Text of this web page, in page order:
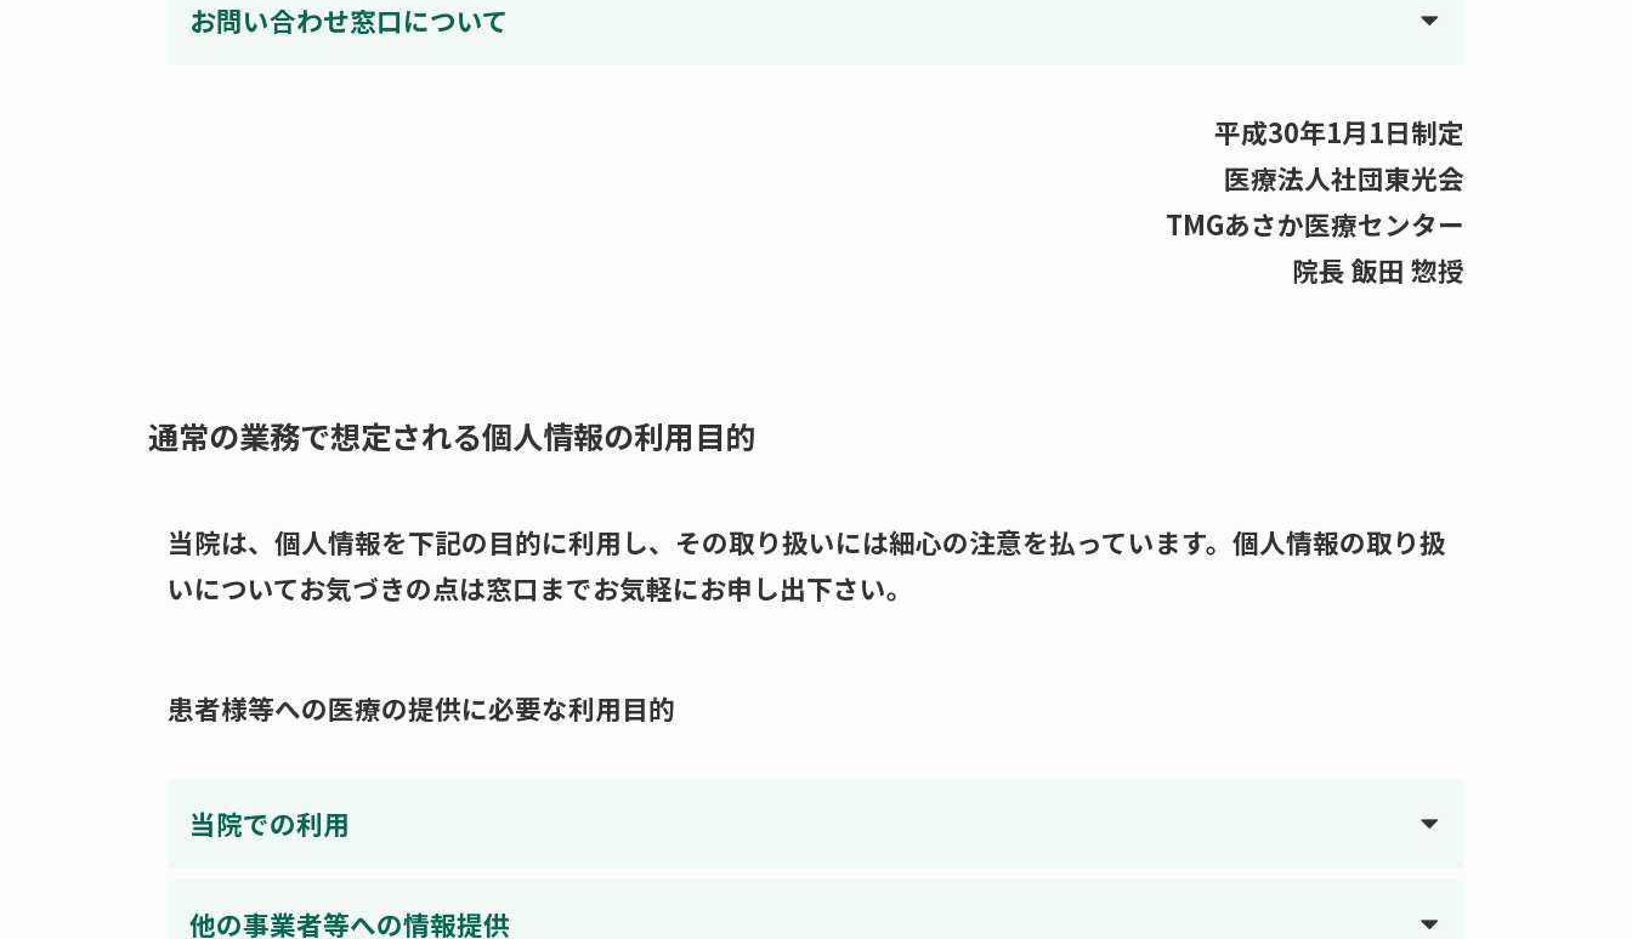
お問い合わせ窓口について
平成30年1月1日制定
医療法人社団東光会
TMGあさか医療センター
院長 飯田 惣授
通常の業務で想定される個人情報の利用目的
当院は、個人情報を下記の目的に利用し、その取り扱いには細心の注意を払っています。個人情報の取り扱
いについてお気づきの点は窓口までお気軽にお申し出下さい。
患者様等への医療の提供に必要な利用目的
当院での利用
他の事業者等への情報提供